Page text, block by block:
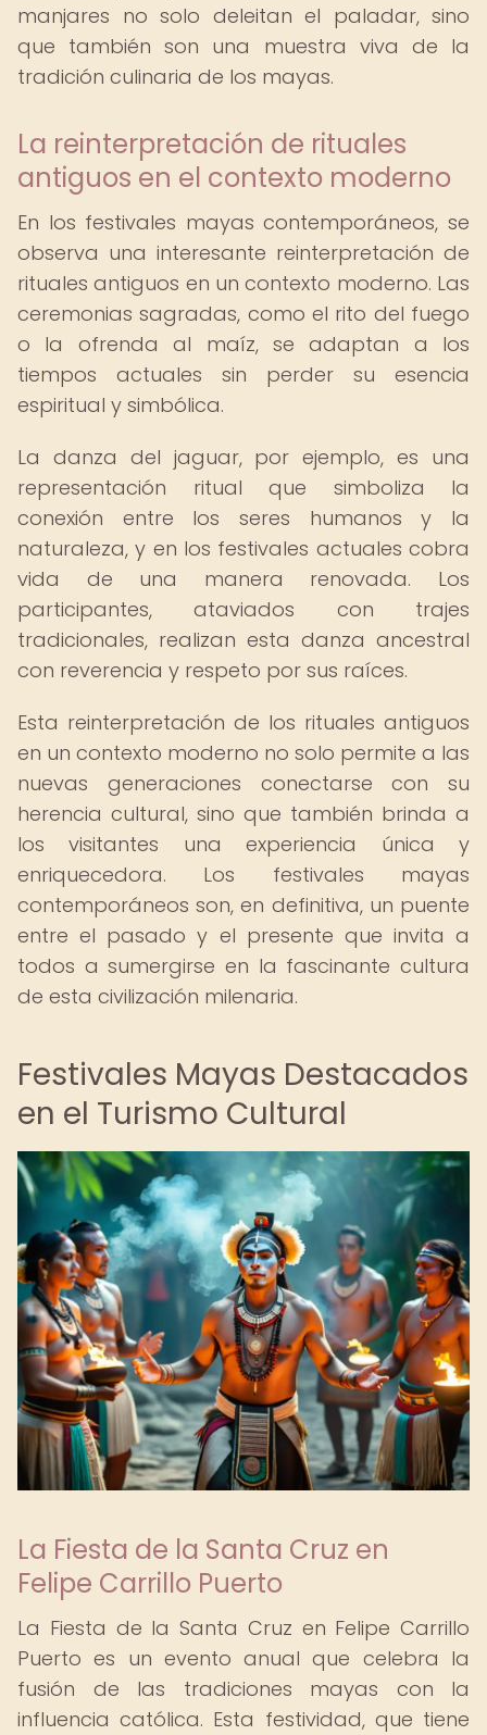
manjares no solo deleitan el paladar, sino
que también son una muestra viva de la
tradición culinaria de los mayas.
La reinterpretación de rituales
antiguos en el contexto moderno
En los festivales mayas contemporáneos, se
observa una interesante reinterpretación de
rituales antiguos en un contexto moderno. Las
ceremonias sagradas, como el rito del fuego
o la ofrenda al maíz, se adaptan a los
tiempos actuales sin perder su esencia
espiritual y simbólica.
La danza del jaguar, por ejemplo, es una
representación ritual que simboliza la
conexión entre los seres humanos y la
naturaleza, y en los festivales actuales cobra
vida de una manera renovada. Los
participantes, ataviados con trajes
tradicionales, realizan esta danza ancestral
con reverencia y respeto por sus raíces.
Esta reinterpretación de los rituales antiguos
en un contexto moderno no solo permite a las
nuevas generaciones conectarse con su
herencia cultural, sino que también brinda a
los visitantes una experiencia única y
enriquecedora. Los festivales mayas
contemporáneos son, en definitiva, un puente
entre el pasado y el presente que invita a
todos a sumergirse en la fascinante cultura
de esta civilización milenaria.
Festivales Mayas Destacados
en el Turismo Cultural
La Fiesta de la Santa Cruz en
Felipe Carrillo Puerto
La Fiesta de la Santa Cruz en Felipe Carrillo
Puerto es un evento anual que celebra la
fusión de las tradiciones mayas con la
influencia católica. Esta festividad, que tiene